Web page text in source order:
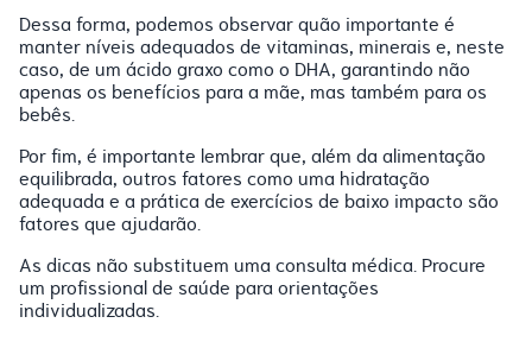
Dessa forma, podemos observar quão importante é
manter níveis adequados de vitaminas, minerais e, neste
caso, de um ácido graxo como o DHA, garantindo não
apenas os benefícios para a mãe, mas também para os
bebês.
Por fim, é importante lembrar que, além da alimentação
equilibrada, outros fatores como uma hidratação
adequada e a prática de exercícios de baixo impacto são
fatores que ajudarão.
As dicas não substituem uma consulta médica. Procure
um profissional de saúde para orientações
individualizadas.